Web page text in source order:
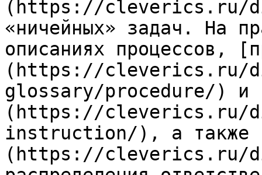
(https://cleverics.ru/
«ничейных» задач. На
описаниях процессов,
(https://cleverics.ru/
glossary/procedure/) и
(https://cleverics.ru/
instruction/), а также
(https://cleverics.ru/